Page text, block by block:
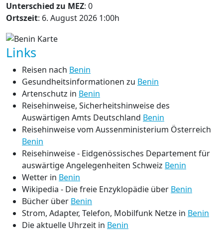
Unterschied zu MEZ: 0
Ortszeit: 6. August 2026 1:00h
Links
Reisen nach Benin
Gesundheitsinformationen zu Benin
Artenschutz in Benin
Reisehinweise, Sicherheitshinweise des
Auswärtigen Amts Deutschland Benin
Reisehinweise vom Aussenministerium Österreich
Benin
Reisehinweise - Eidgenössisches Departement für
auswärtige Angelegenheiten Schweiz Benin
Wetter in Benin
Wikipedia - Die freie Enzyklopädie über Benin
Bücher über Benin
Strom, Adapter, Telefon, Mobilfunk Netze in Benin
Die aktuelle Uhrzeit in Benin